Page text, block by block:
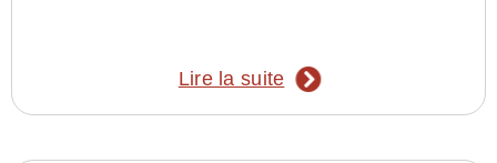
Lire la suite